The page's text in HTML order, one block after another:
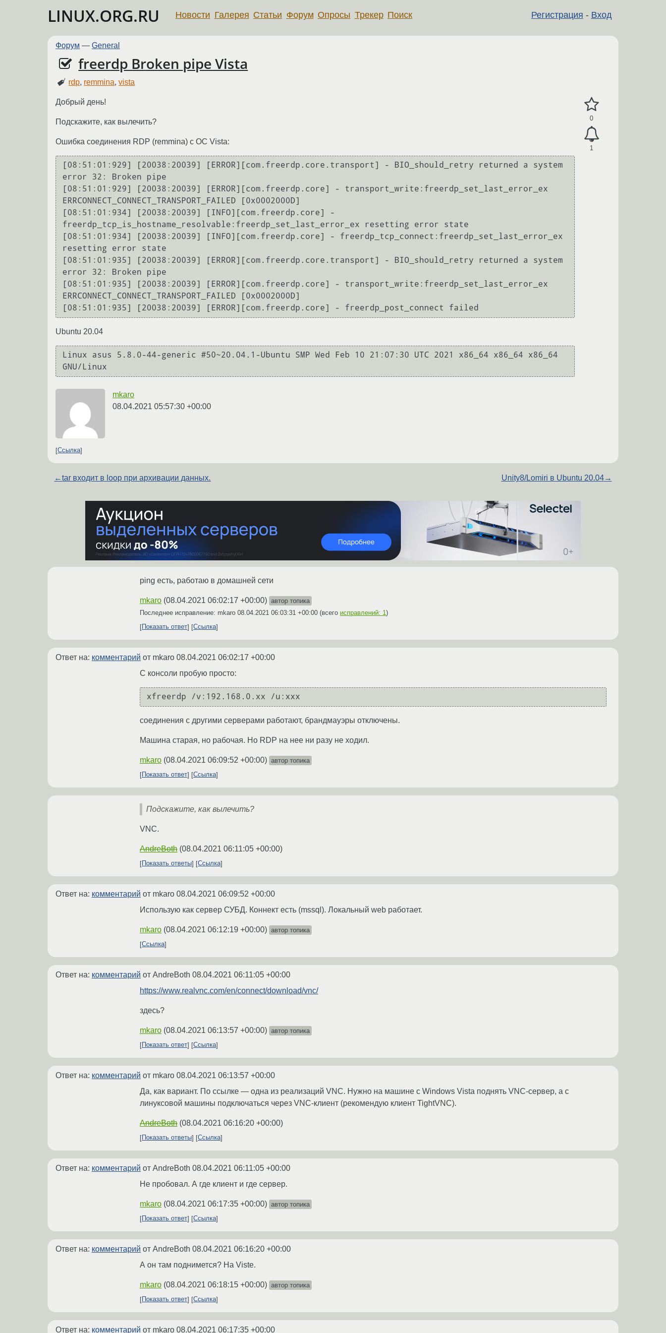
LINUX.ORG.RU Регистрация - Вход
Новости Галерея Статьи Форум Опросы Трекер Поиск
Форум — General
freerdp Broken pipe Vista
rdp, remmina,vista
0
1
Добрый день!
Подскажите, как вылечить?
Ошибка соединения RDP (remmina) с ОС Vista:
[08:51:01:929] [20038:20039] [ERROR][com.freerdp.core.transport] - BIO_should_retry returned a system
error 32: Broken pipe
[08:51:01:929] [20038:20039] [ERROR][com.freerdp.core] - transport_write:freerdp_set_last_error_ex
ERRCONNECT_CONNECT_TRANSPORT_FAILED [0x0002000D]
[08:51:01:934] [20038:20039] [INFO][com.freerdp.core] -
freerdp_tcp_is_hostname_resolvable:freerdp_set_last_error_ex resetting error state
[08:51:01:934] [20038:20039] [INFO][com.freerdp.core] - freerdp_tcp_connect:freerdp_set_last_error_ex
resetting error state
[08:51:01:935] [20038:20039] [ERROR][com.freerdp.core.transport] - BIO_should_retry returned a system
error 32: Broken pipe
[08:51:01:935] [20038:20039] [ERROR][com.freerdp.core] - transport_write:freerdp_set_last_error_ex
ERRCONNECT_CONNECT_TRANSPORT_FAILED [0x0002000D]
Ubuntu 20.04
Linux asus 5.8.0-44-generic #50~20.04.1-Ubuntu SMP Wed Feb 10 21:07:30 UTC 2021 x86_64 x86_64 x86_64
mkaro
08.04.2021 05:57:30 +00:00
Ссылка
←tar входит в loop при архивации данных. Unity8/Lomiri в Ubuntu 20.04→
ping есть, работаю в домашней сети
mkaro (08.04.2021 06:02:17 +00:00) автор топика
Последнее исправление: mkaro 08.04.2021 06:03:31 +00:00 (всего исправлений: 1 )
Показать ответ
Ссылка
Ответ на: комментарий от mkaro 08.04.2021 06:02:17 +00:00
С консоли пробую просто:
соединения с другими серверами работают, брандмауэры отключены.
Машина старая, но рабочая. Но RDP на нее ни разу не ходил.
mkaro (08.04.2021 06:09:52 +00:00) автор топика
Показать ответ
Ссылка
Подскажите, как вылечить?
VNC.
AndreBoth (08.04.2021 06:11:05 +00:00)
Показать ответы Ссылка
Ответ на: комментарий от mkaro 08.04.2021 06:09:52 +00:00
Использую как сервер СУБД. Коннект есть (mssql). Локальный web работает.
mkaro (08.04.2021 06:12:19 +00:00) автор топика
Ссылка
Ответ на: комментарий от AndreBoth 08.04.2021 06:11:05 +00:00
https://www.realvnc.com/en/connect/download/vnc/
здесь?
mkaro (08.04.2021 06:13:57 +00:00) автор топика
Показать ответ
Ссылка
Ответ на: комментарий от mkaro 08.04.2021 06:13:57 +00:00
Да, как вариант. По ссылке — одна из реализаций VNC. Нужно на машине с Windows Vista поднять VNC-сервер, а с
линуксовой машины подключаться через VNC-клиент (рекомендую клиент TightVNC).
AndreBoth (08.04.2021 06:16:20 +00:00)
Показать ответы Ссылка
Ответ на: комментарий от AndreBoth 08.04.2021 06:11:05 +00:00
Не пробовал. А где клиент и где сервер.
mkaro (08.04.2021 06:17:35 +00:00) автор топика
Показать ответ
Ссылка
Ответ на: комментарий от AndreBoth 08.04.2021 06:16:20 +00:00
А он там поднимется? На Viste.
mkaro (08.04.2021 06:18:15 +00:00) автор топика
Показать ответ
Ссылка
Ответ на: комментарий от mkaro 08.04.2021 06:17:35 +00:00